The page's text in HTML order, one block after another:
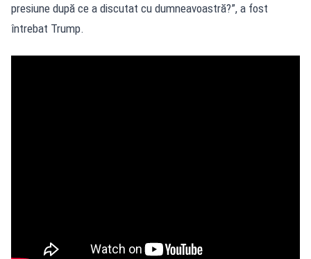
presiune după ce a discutat cu dumneavoastră?”, a fost
întrebat Trump.